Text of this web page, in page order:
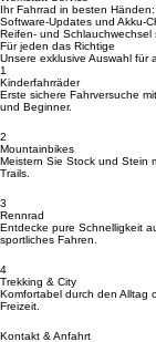
Qualität und
MERIDA • ORBEA • HAIBIKE
Werkstatt-Service
Ihr Fahrrad in besten Händen:
Software-Updates und Akku-
Reifen- und Schlauchwechsel
Für jeden das Richtige
Unsere exklusive Auswahl für
1
Erste sichere Fahrversuche
und Beginner.
2
Meistern Sie Stock und Stein
Trails.
3
Entdecke pure Schnelligkeit
sportliches Fahren.
4
Komfortabel durch den